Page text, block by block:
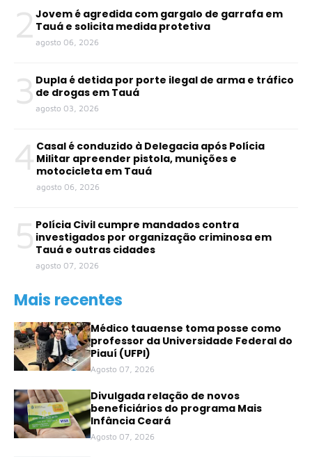
2 Jovem é agredida com gargalo de garrafa em
Tauá e solicita medida protetiva
agosto 06, 2026
3 Dupla é detida por porte ilegal de arma e tráfico
de drogas em Tauá
agosto 03, 2026
4 Casal é conduzido à Delegacia após Polícia
Militar apreender pistola, munições e
motocicleta em Tauá
agosto 06, 2026
5 Polícia Civil cumpre mandados contra
investigados por organização criminosa em
Tauá e outras cidades
agosto 07, 2026
Mais recentes
Médico tauaense toma posse como
professor da Universidade Federal do
Piauí (UFPI)
Agosto 07, 2026
Divulgada relação de novos
beneficiários do programa Mais
Infância Ceará
Agosto 07, 2026